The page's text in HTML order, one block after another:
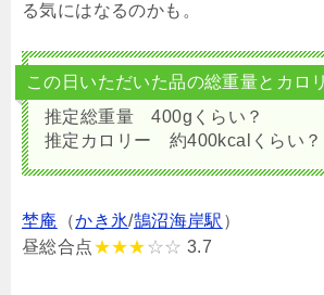
る気にはなるのかも。
この日いただいた品の総重量とカロ
推定総重量 400gくらい？
推定カロリー 約400kcalくらい？
埜庵 （かき氷/鵠沼海岸駅 ）
昼総合点★★★ ☆☆ 3.7